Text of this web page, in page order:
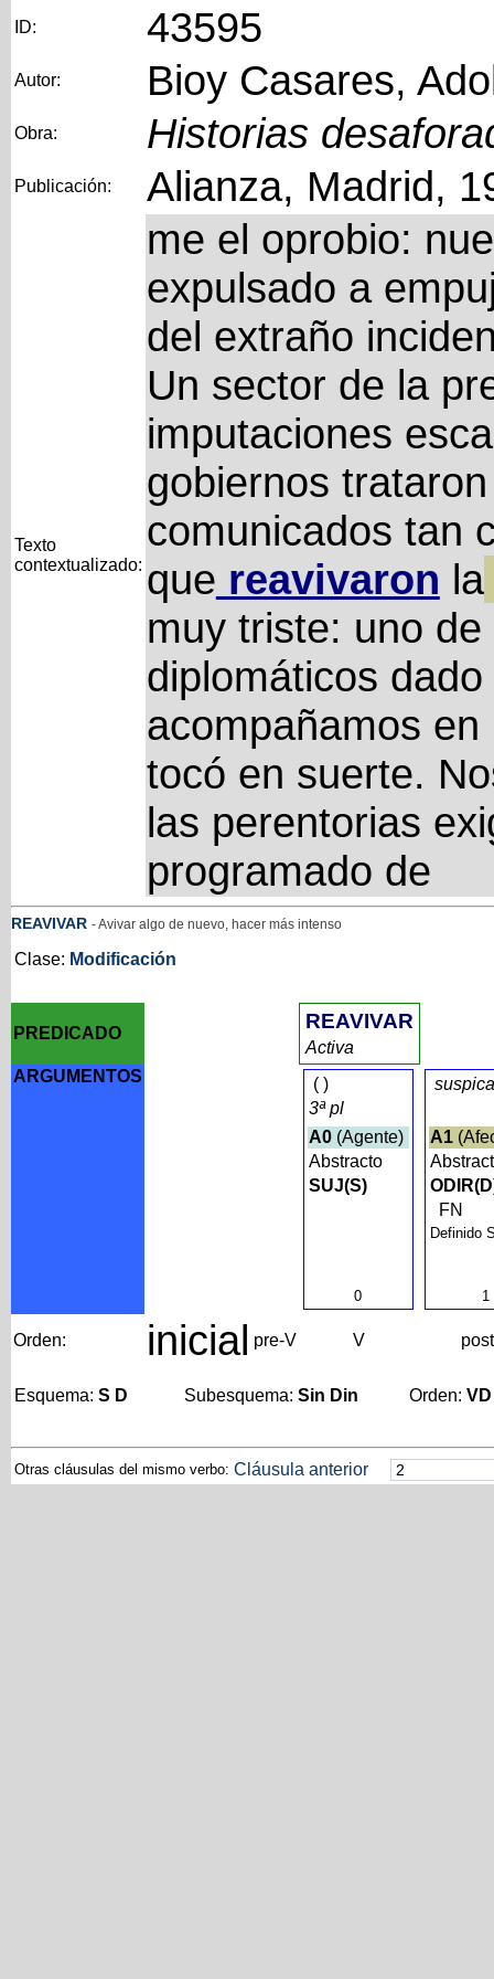
ID: 43595
Autor: Bioy Casares,
Obra: Historias
Publicación: Alianza, Madrid,
Texto
contextualizado:
me el oprobio:
expulsado a
del extraño
Un sector de la
imputaciones
gobiernos
comunicados tan
que reavivaron la
muy triste: uno
diplomáticos
acompañamos
tocó en suerte.
las perentorias
programado de
REAVIVAR - Avivar algo de nuevo, hacer más intenso
Clase: Modificación
PREDICADO
REAVIVAR
Activa
ARGUMENTOS
()
3ª pl
A0(Agente)
Abstracto
SUJ(S)
0
A1
FN
Definido
1
Orden: inicial pre-V V
Esquema: S D Subesquema: Sin Din Orden: VD
Otras cláusulas del mismo verbo: Cláusula anterior